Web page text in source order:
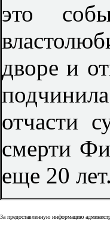
это
дворе и
отчасти
смерти
еще 20 лет.
За предоставленную информацию